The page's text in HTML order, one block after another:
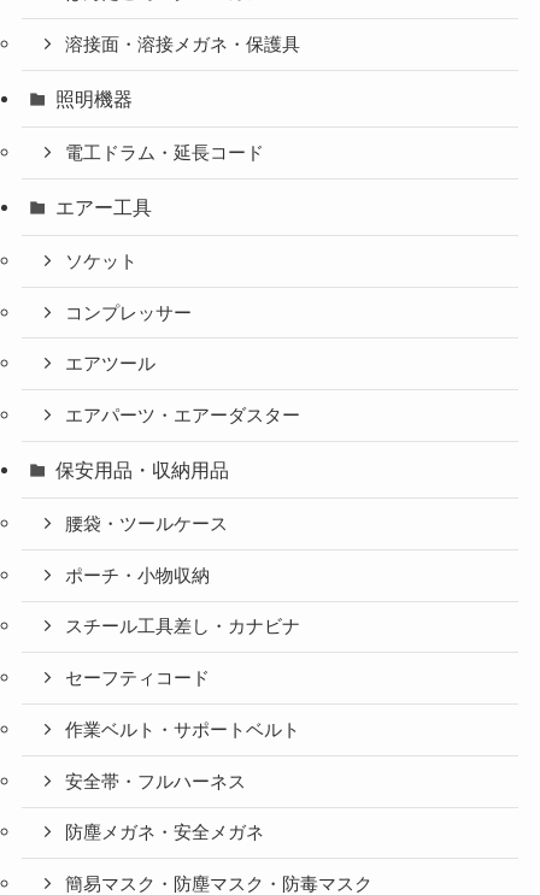
溶接面・溶接メガネ・保護具
照明機器
電工ドラム・延長コード
エアー工具
ソケット
コンプレッサー
エアツール
エアパーツ・エアーダスター
保安用品・収納用品
腰袋・ツールケース
ポーチ・小物収納
スチール工具差し・カナビナ
セーフティコード
作業ベルト・サポートベルト
安全帯・フルハーネス
防塵メガネ・安全メガネ
簡易マスク・防塵マスク・防毒マスク